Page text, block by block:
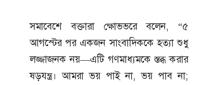
সমাবেশে বক্তারা ক্ষোভভরে বলেন, “৫
আগস্টের পর একজন সাংবাদিককে হত্যা শুধু
লজ্জাজনক নয়—এটি গণমাধ্যমকে স্তব্ধ করার
ষড়যন্ত্র। আমরা ভয় পাই না, ভয় পাব না;